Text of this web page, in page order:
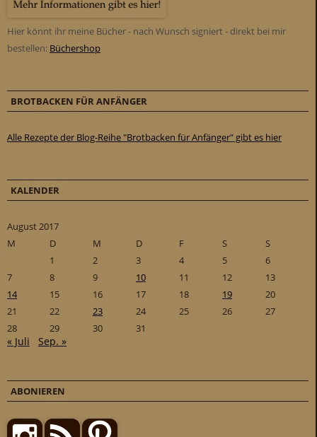
Hier könnt ihr meine Bücher - nach Wunsch signiert - direkt bei mir
bestellen: Büchershop
BROTBACKEN FÜR ANFÄNGER
Alle Rezepte der Blog-Reihe "Brotbacken für Anfänger" gibt es hier
KALENDER
August 2017
M
D M D F S
S
1
2 3 4 5
6
7
8 9 10 11 12
13
14
15 16 17 18 19
20
21
22 23 24 25 26
27
28
29 30 31
« Juli Sep. »
ABONIEREN